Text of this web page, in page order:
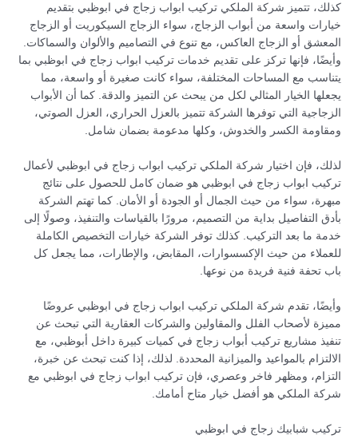
كذلك، تتميز شركة الملكي تركيب ابواب زجاج في ابوظبي بتقديم
خيارات واسعة من أبواب الزجاج، سواء الزجاج السيكوريت أو الزجاج
المعشق أو الزجاج العاكس، مع تنوع في التصاميم والألوان والسماكات.
وأيضًا، فإنها تركز على تقديم خدمات تركيب ابواب زجاج في ابوظبي بما
يتناسب مع المساحات المختلفة، سواء كانت صغيرة أو واسعة، مما
يجعلها الخيار المثالي لكل من يبحث عن التميز والدقة. كما أن الأبواب
الزجاجية التي توفرها الشركة تتميز بالعزل الحراري، العزل الصوتي،
ومقاومة الكسر والخدوش، وكلها مدعومة بضمان شامل.
لذلك، فإن اختيار شركة الملكي تركيب ابواب زجاج في ابوظبي لأعمال
تركيب ابواب زجاج في ابوظبي هو ضمان كامل للحصول على نتائج
مبهرة، سواء من حيث الجمال أو الجودة أو الأمان. كما تهتم الشركة
بأدق التفاصيل بداية من التصميم، مرورًا بالقياسات والتنفيذ، وصولًا إلى
خدمة ما بعد التركيب. كذلك توفر الشركة خيارات التخصيص الكاملة
للعملاء من حيث الإكسسوارات، المقابض، والإطارات، مما يجعل كل
باب تحفة فنية فريدة من نوعها.
وأيضًا، تقدم شركة الملكي تركيب ابواب زجاج في ابوظبي عروضًا
مميزة لأصحاب الفلل والمقاولين والشركات العقارية التي تبحث عن
تنفيذ مشاريع تركيب أبواب زجاج في كميات كبيرة داخل أبوظبي، مع
الالتزام بالمواعيد والميزانية المحددة. لذلك، إذا كنت تبحث عن خبرة،
التزام، ومظهر فاخر وعصري، فإن تركيب ابواب زجاج في ابوظبي مع
شركة الملكي هو أفضل خيار متاح أمامك.
تركيب شبابيك زجاج في ابوظبي